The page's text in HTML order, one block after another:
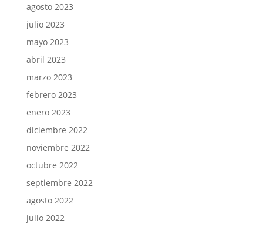
agosto 2023
julio 2023
mayo 2023
abril 2023
marzo 2023
febrero 2023
enero 2023
diciembre 2022
noviembre 2022
octubre 2022
septiembre 2022
agosto 2022
julio 2022